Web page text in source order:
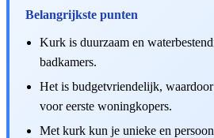
Belangrijkste punten
Kurk is duurzaam en
badkamers.
Het is budgetvriendelijk,
voor eerste woningkopers.
Met kurk kun je unieke en